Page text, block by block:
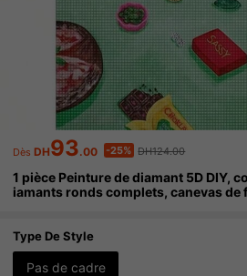
Dès DH93.00 -25% DH124.00
1 pièce Peinture de diamant 5D DIY,
iamants ronds complets, canevas de
ailles disponibles, choix idéal pour la
maison
Type De Style
Pas de cadre